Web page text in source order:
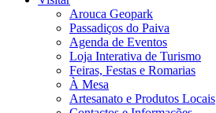
Arouca Geopark
Passadiços do Paiva
Agenda de Eventos
Loja Interativa de Turismo
Feiras, Festas e Romarias
À Mesa
Artesanato e Produtos Locais